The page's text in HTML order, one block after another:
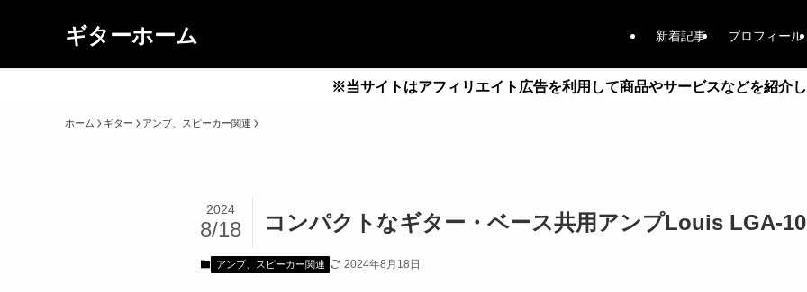
ギターホーム 新着記事 プロフィール
※当サイトはアフィリエイト広告を利用して商品やサービスなどを紹介し
ホーム ギター アンプ、スピーカー関連
コンパクトなギター・ベース共用アンプLouis LGA-
2024
8/18
アンプ、スピーカー関連 2024年8月18日